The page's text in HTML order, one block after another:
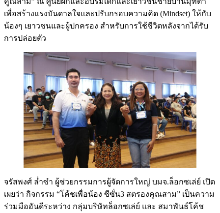
เพื่อสร้างแรงบันดาลใจและปรับกรอบความคิด (Mindset) ให้กับ
น้องๆ เยาวชนและผู้ปกครอง สำหรับการใช้ชีวิตหลังจากได้รับ
การปล่อยตัว
จรัสพงศ์ ล่ำซำ ผู้ช่วยกรรมการผู้จัดการใหญ่ บมจ.ล็อกซเล่ย์ เปิด
เผยว่า กิจกรรม “โค้ชเพื่อน้อง ซีซั่น3 สตรองคูณสาม” เป็นความ
ร่วมมืออันดีระหว่าง กลุ่มบริษัทล็อกซเล่ย์ และ สมาพันธ์โค้ช